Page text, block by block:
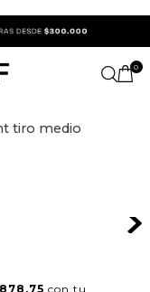
0
tiro medio
con tu